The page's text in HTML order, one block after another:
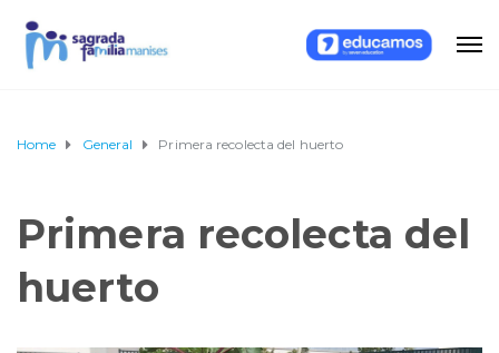
Home General Primera recolecta del huerto
Primera recolecta del
huerto